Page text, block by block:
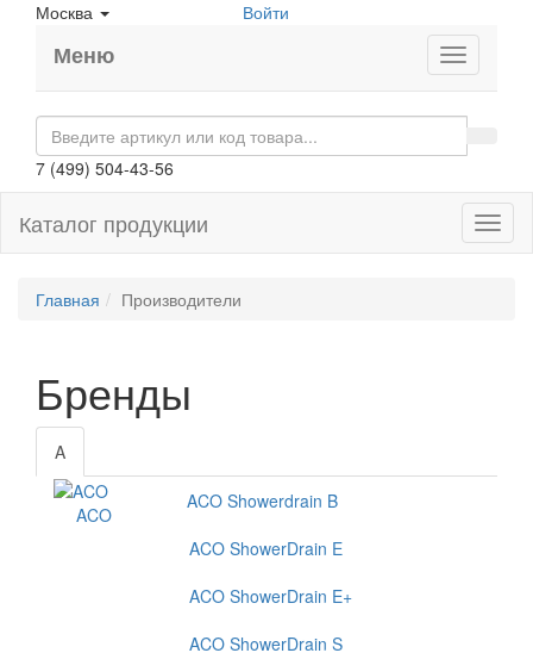
Москва Войти
Меню
7 (499) 504-43-56
Каталог продукции
Главная Производители
Бренды
A
ACO
ACO Showerdrain B
ACO ShowerDrain E
ACO ShowerDrain E+
ACO ShowerDrain S